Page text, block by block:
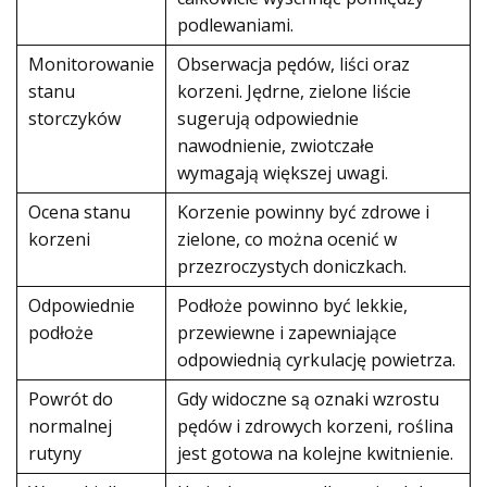
podlewaniami.
Monitorowanie
stanu
storczyków
Obserwacja pędów, liści oraz
korzeni. Jędrne, zielone liście
sugerują odpowiednie
nawodnienie, zwiotczałe
wymagają większej uwagi.
Ocena stanu
korzeni
Korzenie powinny być zdrowe i
zielone, co można ocenić w
przezroczystych doniczkach.
Odpowiednie
podłoże
Podłoże powinno być lekkie,
przewiewne i zapewniające
odpowiednią cyrkulację powietrza.
Powrót do
normalnej
rutyny
Gdy widoczne są oznaki wzrostu
pędów i zdrowych korzeni, roślina
jest gotowa na kolejne kwitnienie.